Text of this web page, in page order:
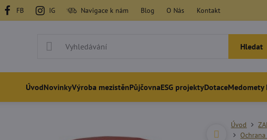
FB IG Navigace k nám Blog O Nás Kontakt
Hledat
ÚvodNovinkyVýroba mezistěnPůjčovnaESG projektyDotaceMedomety
Úvod